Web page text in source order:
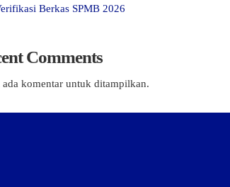
Berkas SPMB 2026
Comments
ada komentar untuk ditampilkan.